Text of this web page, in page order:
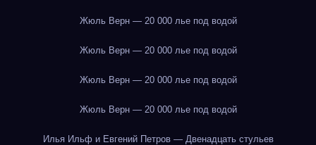
Жюль Верн — 20 000 лье под водой
Жюль Верн — 20 000 лье под водой
Жюль Верн — 20 000 лье под водой
Жюль Верн — 20 000 лье под водой
Илья Ильф и Евгений Петров — Двенадцать стульев